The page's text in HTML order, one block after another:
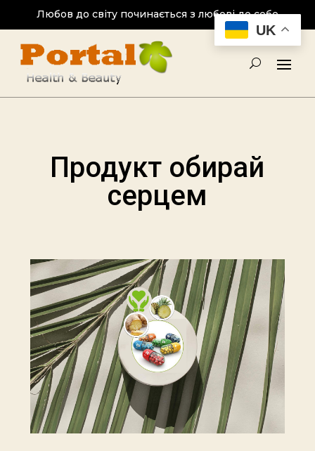
Любов до світу починається з любові до себе
Продукт обирай
серцем
UK